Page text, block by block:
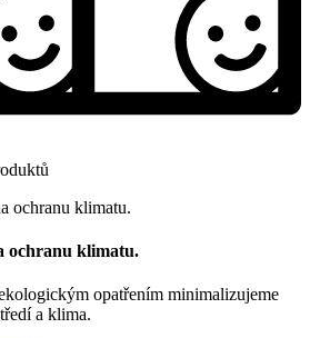
ochranu klimatu.
opatřením minimalizujeme
a klima.